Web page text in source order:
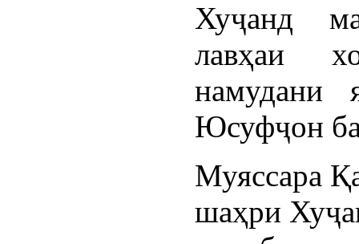
Хуҷанд
лавҳаи
намудани
Юсуфҷон
Муяссара
шаҳри